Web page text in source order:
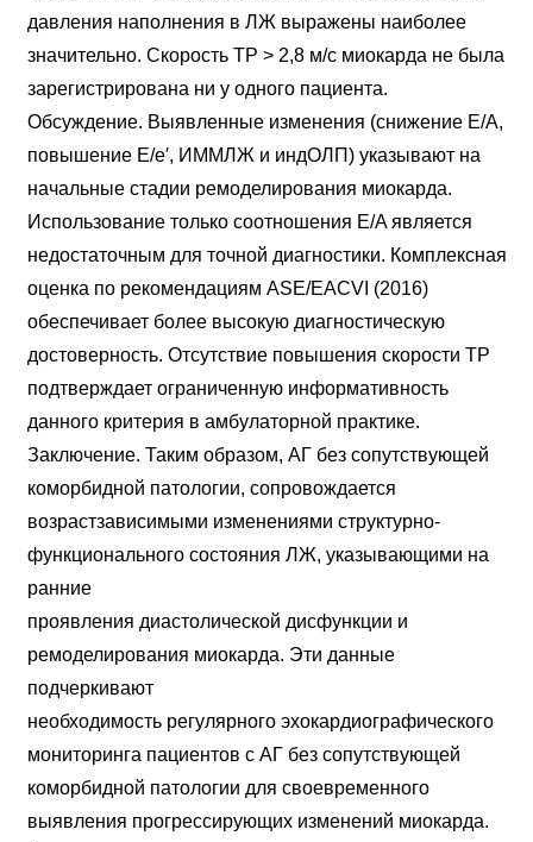
давления наполнения в ЛЖ выражены наиболее
значительно. Скорость ТР > 2,8 м/с миокарда не была
зарегистрирована ни у одного пациента.
Обсуждение. Выявленные изменения (снижение E/A,
повышение E/e′, ИММЛЖ и индОЛП) указывают на
начальные стадии ремоделирования миокарда.
Использование только соотношения E/A является
недостаточным для точной диагностики. Комплексная
оценка по рекомендациям ASE/EACVI (2016)
обеспечивает более высокую диагностическую
достоверность. Отсутствие повышения скорости ТР
подтверждает ограниченную информативность
данного критерия в амбулаторной практике.
Заключение. Таким образом, АГ без сопутствующей
коморбидной патологии, сопровождается
возрастзависимыми изменениями структурно-
функционального состояния ЛЖ, указывающими на
ранние
проявления диастолической дисфункции и
ремоделирования миокарда. Эти данные
подчеркивают
необходимость регулярного эхокардиографического
мониторинга пациентов с АГ без сопутствующей
коморбидной патологии для своевременного
выявления прогрессирующих изменений миокарда.